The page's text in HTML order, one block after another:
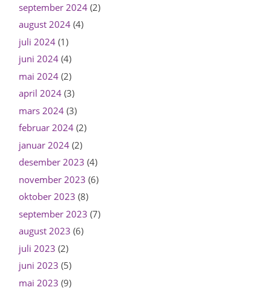
september 2024(2)
august 2024(4)
juli 2024(1)
juni 2024(4)
mai 2024(2)
april 2024(3)
mars 2024(3)
februar 2024(2)
januar 2024(2)
desember 2023 (4)
november 2023 (6)
oktober 2023 (8)
september 2023 (7)
august 2023 (6)
juli 2023 (2)
juni 2023 (5)
mai 2023 (9)